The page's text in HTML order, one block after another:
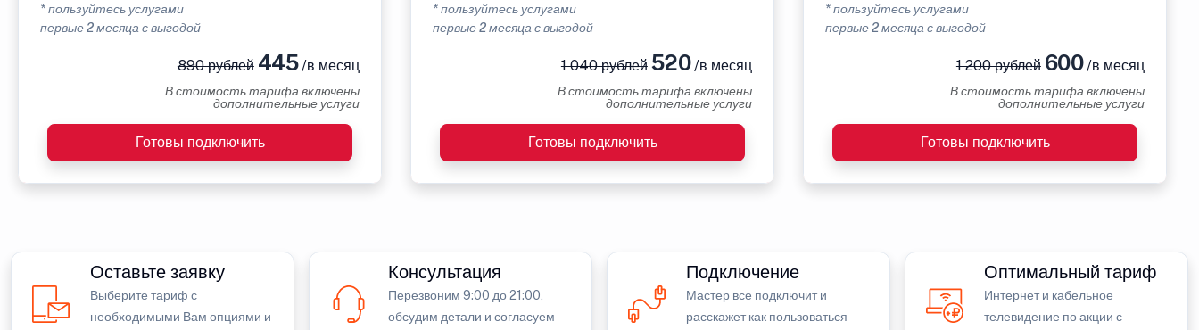
* пользуйтесь услугами
первые 2 месяца с выгодой
890 рублей445/в месяц
В стоимость тарифа включены
дополнительные услуги
Готовы подключить
* пользуйтесь услугами
первые 2 месяца с выгодой
1 040 рублей520/в месяц
В стоимость тарифа включены
дополнительные услуги
Готовы подключить
* пользуйтесь услугами
первые 2 месяца с выгодой
1 200 рублей600/в месяц
В стоимость тарифа включены
дополнительные услуги
Готовы подключить
Оставьте заявку
Выберите тариф с
необходимыми Вам опциями и
Консультация
Перезвоним 9:00 до 21:00,
обсудим детали и согласуем
Подключение
Мастер все подключит и
расскажет как пользоваться
Оптимальный тариф
Интернет и кабельное
телевидение по акции с